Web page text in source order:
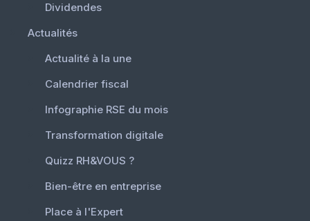
Dividendes
Actualités
Actualité à la une
Calendrier fiscal
Infographie RSE du mois
Transformation digitale
Quizz RH&VOUS ?
Bien-être en entreprise
Place à l'Expert